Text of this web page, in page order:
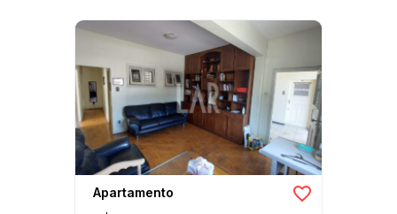
Apartamento